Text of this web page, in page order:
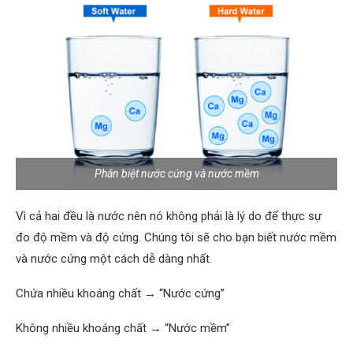
Phân biệt nước cứng và nước mềm
Vì cả hai đều là nước nên nó không phải là lý do để thực sự
đo độ mềm và độ cứng. Chúng tôi sẽ cho bạn biết nước mềm
và nước cứng một cách dễ dàng nhất.
Chứa nhiều khoáng chất → “Nước cứng”
Không nhiều khoáng chất → “Nước mềm”